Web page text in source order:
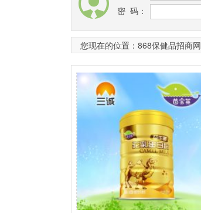
密 码：
您现在的位置： 868保健品招商网